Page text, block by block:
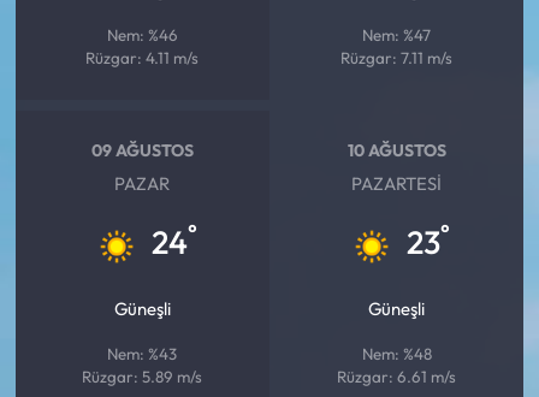
Nem: %46
Rüzgar: 4.11 m/s
Nem: %47
Rüzgar: 7.11 m/s
09 AĞUSTOS
PAZAR
24°
Güneşli
Nem: %43
Rüzgar: 5.89 m/s
10 AĞUSTOS
PAZARTESI
23°
Güneşli
Nem: %48
Rüzgar: 6.61 m/s